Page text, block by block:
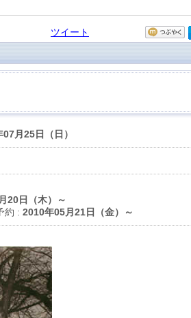
ツイート
月25日（日）
20日（木）～
約 : 2010年05月21日（金）～